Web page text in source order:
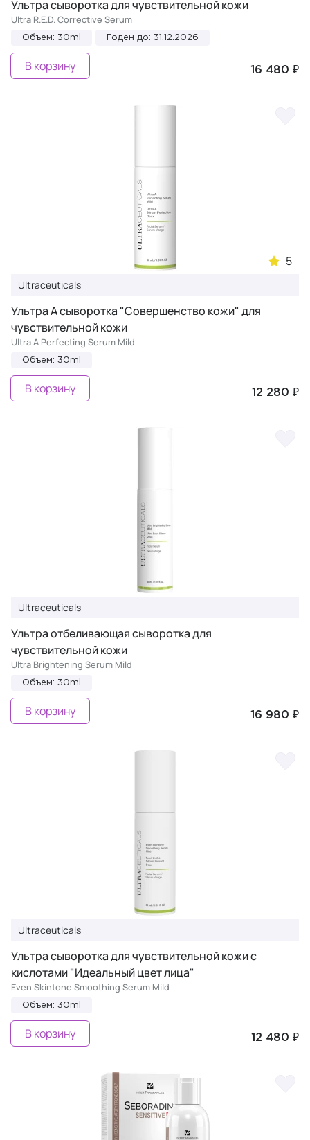
Ультра сыворотка для чувствительной кожи
Ultra R.E.D. Corrective Serum
Объем: 30ml Годен до: 31.12.2026
16 480 ₽
В корзину
5
Ultraceuticals
Ультра А сыворотка "Совершенство кожи" для
чувствительной кожи
Ultra A Perfecting Serum Mild
Объем: 30ml
12 280 ₽
В корзину
Ultraceuticals
Ультра отбеливающая сыворотка для
чувствительной кожи
Ultra Brightening Serum Mild
Объем: 30ml
16 980 ₽
В корзину
Ultraceuticals
Ультра сыворотка для чувствительной кожи с
кислотами "Идеальный цвет лица"
Even Skintone Smoothing Serum Mild
Объем: 30ml
12 480 ₽
В корзину